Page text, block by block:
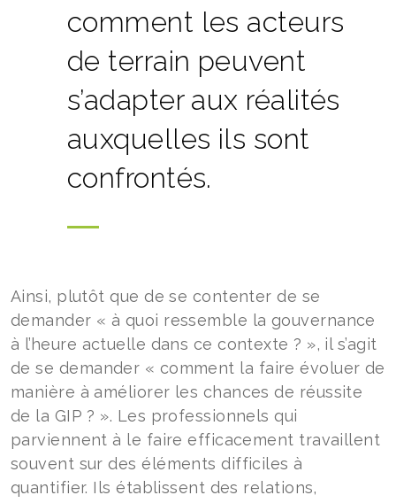
comment les acteurs
de terrain peuvent
s’adapter aux réalités
auxquelles ils sont
confrontés.
Ainsi, plutôt que de se contenter de se
demander « à quoi ressemble la gouvernance
à l’heure actuelle dans ce contexte ? », il s’agit
de se demander « comment la faire évoluer de
manière à améliorer les chances de réussite
de la GIP ? ». Les professionnels qui
parviennent à le faire efficacement travaillent
souvent sur des éléments difficiles à
quantifier. Ils établissent des relations,